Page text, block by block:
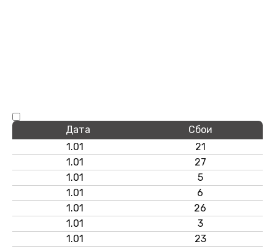
Дата
Сбои
1.01
21
1.01
27
1.01
5
1.01
6
1.01
26
1.01
3
1.01
23